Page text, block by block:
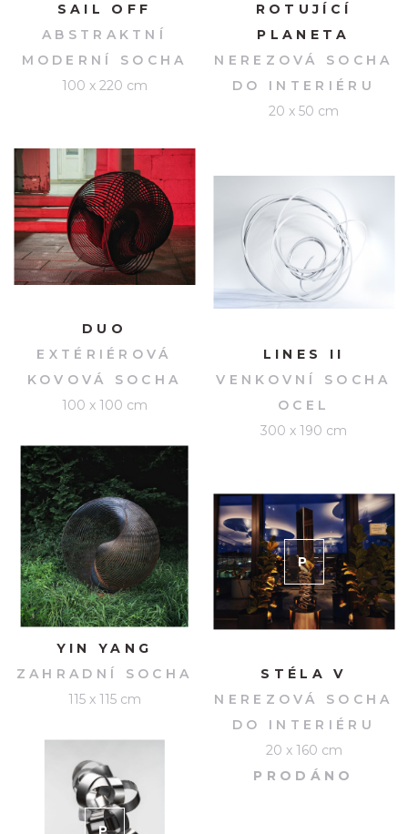
SAIL OFF
ABSTRAKTNÍ
MODERNÍ SOCHA
100 x 220 cm
DUO
EXTÉRIÉROVÁ
KOVOVÁ SOCHA
100 x 100 cm
YIN YANG
ZAHRADNÍ SOCHA
115 x 115 cm
PRODÁNO
ROTUJÍCÍ
PLANETA
NEREZOVÁ SOCHA
DO INTERIÉRU
20 x 50 cm
LINES II
VENKOVNÍ SOCHA
OCEL
300 x 190 cm
PRODÁNO
STÉLA V
NEREZOVÁ SOCHA
DO INTERIÉRU
20 x 160 cm
PRODÁNO